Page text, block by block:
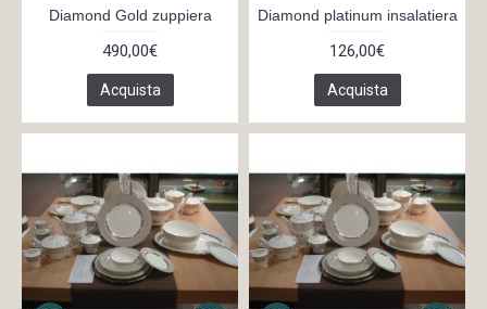
Diamond Gold zuppiera
490,00€
Acquista
Diamond platinum insalatiera
126,00€
Acquista